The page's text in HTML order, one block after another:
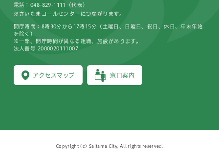
電話：048-829-1111（代表）
※さいたまコールセンターにつながります。
アクセスマップ 窓口案内
開庁時間：8時30分から17時15分（土曜日、日曜日、祝日、休日、年末年始
を除く）
※一部、開庁時間が異なる組織、施設があります。
法人番号 2000020111007
Copyright (c) Saitama City, All rights reserved.